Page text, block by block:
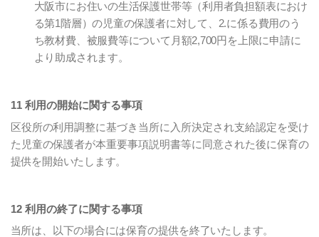
大阪市にお住いの生活保護世帯等（利用者負担額表におけ
る第1階層）の児童の保護者に対して、2.に係る費用のう
ち教材費、被服費等について月額2,700円を上限に申請に
より助成されます。
11 利用の開始に関する事項
区役所の利用調整に基づき当所に入所決定され支給認定を受け
た児童の保護者が本重要事項説明書等に同意された後に保育の
提供を開始いたします。
12 利用の終了に関する事項
当所は、以下の場合には保育の提供を終了いたします。